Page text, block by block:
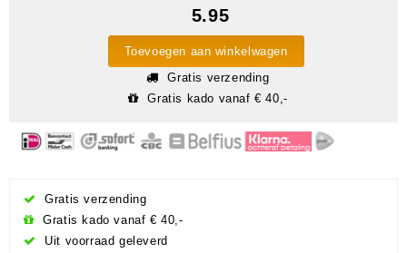
5.95
Toevoegen aan winkelwagen
Gratis verzending
Gratis kado vanaf € 40,-
Gratis verzending
Gratis kado vanaf € 40,-
Uit voorraad geleverd